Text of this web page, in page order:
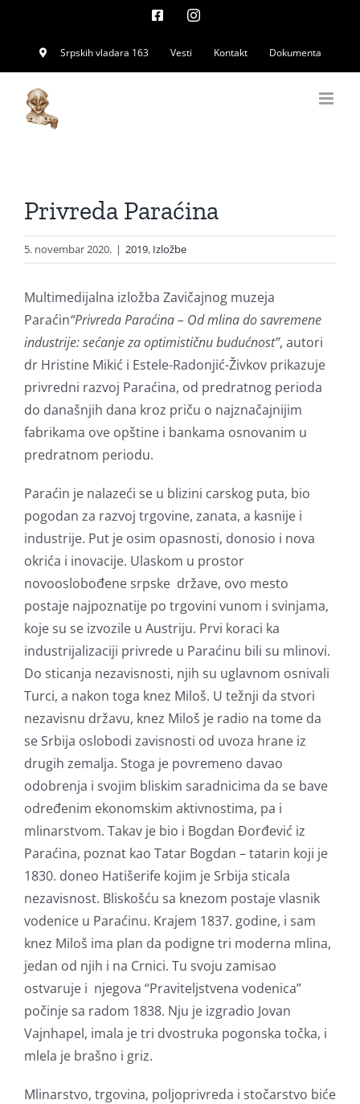
content
FacebookInstagram
Srpskih vladara 163 Vesti Kontakt Dokumenta
Privreda Paraćina
5. novembar 2020. | 2019, Izložbe
Multimedijalna izložba Zavičajnog muzeja
Paraćin“Privreda Paraćina – Od mlina do savremene
industrije: sećanje za optimističnu budućnost”, autori
dr Hristine Mikić i Estele-Radonjić-Živkov prikazuje
privredni razvoj Paraćina, od predratnog perioda
do današnjih dana kroz priču o najznačajnijim
fabrikama ove opštine i bankama osnovanim u
predratnom periodu.
Paraćin je nalazeći se u blizini carskog puta, bio
pogodan za razvoj trgovine, zanata, a kasnije i
industrije. Put je osim opasnosti, donosio i nova
okrića i inovacije. Ulaskom u prostor
novooslobođene srpske države, ovo mesto
postaje najpoznatije po trgovini vunom i svinjama,
koje su se izvozile u Austriju. Prvi koraci ka
industrijalizaciji privrede u Paraćinu bili su mlinovi.
Do sticanja nezavisnosti, njih su uglavnom osnivali
Turci, a nakon toga knez Miloš. U težnji da stvori
nezavisnu državu, knez Miloš je radio na tome da
se Srbija oslobodi zavisnosti od uvoza hrane iz
drugih zemalja. Stoga je povremeno davao
odobrenja i svojim bliskim saradnicima da se bave
određenim ekonomskim aktivnostima, pa i
mlinarstvom. Takav je bio i Bogdan Đorđević iz
Paraćina, poznat kao Tatar Bogdan – tatarin koji je
1830. doneo Hatišerife kojim je Srbija sticala
nezavisnost. Bliskošću sa knezom postaje vlasnik
vodenice u Paraćinu. Krajem 1837. godine, i sam
knez Miloš ima plan da podigne tri moderna mlina,
jedan od njih i na Crnici. Tu svoju zamisao
ostvaruje i njegova “Praviteljstvena vodenica”
počinje sa radom 1838. Nju je izgradio Jovan
Vajnhapel, imala je tri dvostruka pogonska točka, i
mlela je brašno i griz.
Mlinarstvo, trgovina, poljoprivreda i stočarstvo biće